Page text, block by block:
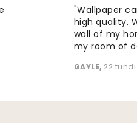
"Wallpaper
high quality.
wall of my
my room of
GAYLE, 22